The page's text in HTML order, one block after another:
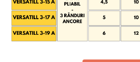
Prășitori
Remorci Agricole
Remorci Tehnologice